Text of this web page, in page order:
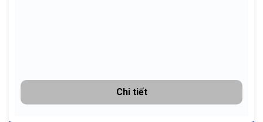
Chi tiết